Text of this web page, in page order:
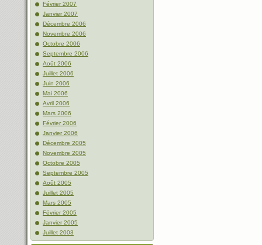
Février 2007
Janvier 2007
Décembre 2006
Novembre 2006
Octobre 2006
Septembre 2006
Août 2006
Juillet 2006
Juin 2006
Mai 2006
Avril 2006
Mars 2006
Février 2006
Janvier 2006
Décembre 2005
Novembre 2005
Octobre 2005
Septembre 2005
Août 2005
Juillet 2005
Mars 2005
Février 2005
Janvier 2005
Juillet 2003